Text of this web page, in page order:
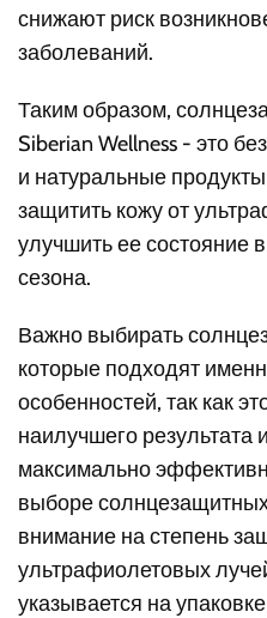
снижают риск
заболеваний.
Таким образом,
Siberian Wellness - это
и натуральные
защитить кожу от
улучшить ее состояние
сезона.
Важно выбирать
которые подходят
особенностей, так как
наилучшего результата
максимально
выборе
внимание на степень
ультрафиолетовых
указывается на